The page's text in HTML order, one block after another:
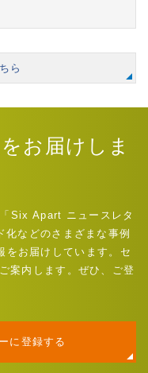
ら
お届けしま
Six Apart ニュースレタ
などのさまざまな事例
をお届けしています。セ
案内します。ぜひ、ご登
に登録する